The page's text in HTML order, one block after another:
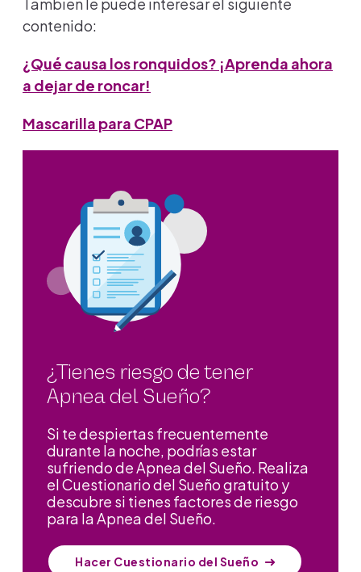
También le puede interesar el siguiente
contenido:
¿Qué causa los ronquidos? ¡Aprenda ahora
a dejar de roncar!
Mascarilla para CPAP
¿Tienes riesgo de tener
Apnea del Sueño?
Si te despiertas frecuentemente
durante la noche, podrías estar
sufriendo de Apnea del Sueño. Realiza
el Cuestionario del Sueño gratuito y
descubre si tienes factores de riesgo
para la Apnea del Sueño.
Hacer Cuestionario del Sueño